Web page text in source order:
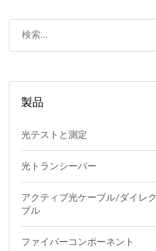
製品
光テストと測定
光トランシーバー
アクティブ光ケーブル/ダイレ
ブル
ファイバーコンポーネント